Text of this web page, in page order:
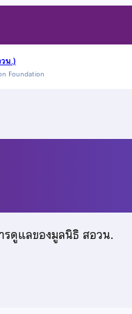
น.)
Foundation
รดูแลของมูลนิธิ สอวน.